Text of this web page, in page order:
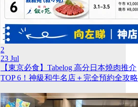
2
23 Jul
【東京必食】Tabelog 高分日本燒肉推介
TOP 6！神級和牛名店＋完全預約全攻略